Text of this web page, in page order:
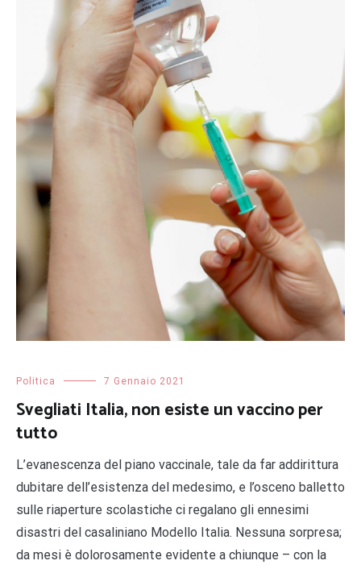
Politica 7 Gennaio 2021
Svegliati Italia, non esiste un vaccino per
tutto
L’evanescenza del piano vaccinale, tale da far addirittura
dubitare dell’esistenza del medesimo, e l’osceno balletto
sulle riaperture scolastiche ci regalano gli ennesimi
disastri del casaliniano Modello Italia. Nessuna sorpresa;
da mesi è dolorosamente evidente a chiunque – con la